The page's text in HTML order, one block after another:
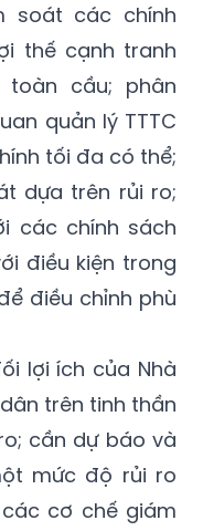
soát các chính
thế cạnh tranh
cầu; phân
quản lý TTTC
tối đa có thể;
dựa trên rủi ro;
các chính sách
điều kiện trong
điều chỉnh phù
lợi ích của Nhà
trên tinh thần
cần dự báo và
mức độ rủi ro
cơ chế giám